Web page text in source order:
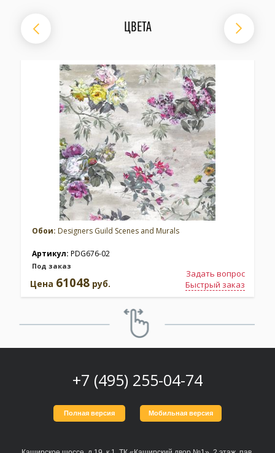
ЦВЕТА
Обои: Designers Guild Scenes and Murals
Артикул: PDG676-02
Под заказ
Задать вопрос
Быстрый заказ
Цена 61048 руб.
+7 (495) 255-04-74
Полная версия Мобильная версия